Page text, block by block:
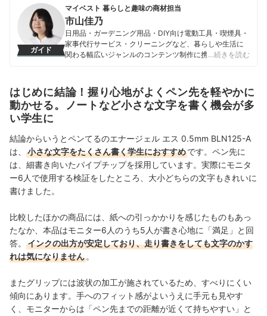
ガイド
マイベスト 暮らしと趣味の商材担当
市山佳乃
日用品・ガーデニング用品・DIY向け電動工具・喫煙具・
家事代行サービス・クリーニングなど、暮らしや生活に
関わる幅広いジャンルのコンテンツ制作に携わる。「一
市山佳乃のプロフィール
…続きを読む
はじめに結論！握り心地がよくペン先を軽やかに
動かせる。ノートなど小さな文字を書く機会が多
い学生に
結論からいうとペンてるのエナージェル エス 0.5mm BLN125-A
は、
小さな文字をたくさん書く学生におすすめです。ペン先に
は、細書き向いたパイプチップを採用しています。実際にモニタ
ー6人で使用する検証をしたところ、大小どちらの文字もきれいに
書けました。
比較したほかの商品には、紙への引っかかりを感じたものもあっ
たなか、本品はモニター6人のうち5人が書き心地に「満足」と回
答。
インクの出方が安定しており、走り書きをしても文字のかす
れは気になりません 。
またグリップには波状の加工が施されているため、すべりにくい
傾向にあります。手へのフィット感がよいうえに手元も見やす
く、モニターからは「ペン先までの距離が近くて持ちやすい」と